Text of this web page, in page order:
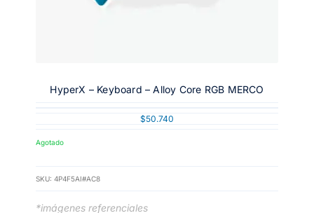
HyperX – Keyboard – Alloy Core RGB MERCO
$50.740
Agotado
SKU: 4P4F5AI#AC8
*imágenes referenciales